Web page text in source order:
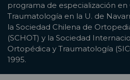
programa de especialización
Traumatología en la U. de
la Sociedad Chilena de
(SCHOT) y la Sociedad
Ortopédica y Traumatología
1995.